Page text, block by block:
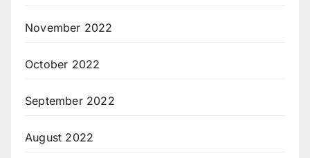
November 2022
October 2022
September 2022
August 2022